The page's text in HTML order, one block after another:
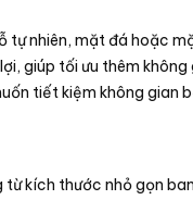
tự nhiên, mặt đá hoặc
giúp tối ưu thêm
tiết kiệm không
kích thước nhỏ gọn